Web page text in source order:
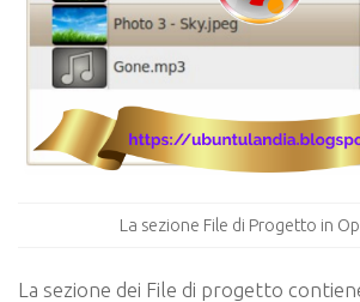
La sezione File di Progetto in
La sezione dei File di progetto